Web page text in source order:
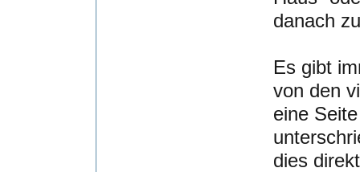
danach
Es gibt
von den
eine
dies